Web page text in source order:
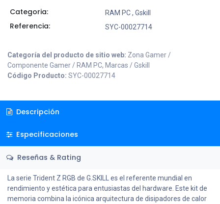
Categoria: RAM PC, Gskill
Referencia: SYC-00027714
Categoría del producto de sitio web: Zona Gamer /
Componente Gamer / RAM PC, Marcas / Gskill
Código Producto: SYC-00027714
Descripción
Especificaciones
Reseñas & Rating
La serie Trident Z RGB de G.SKILL es el referente mundial en
rendimiento y estética para entusiastas del hardware. Este kit de
memoria combina la icónica arquitectura de disipadores de calor